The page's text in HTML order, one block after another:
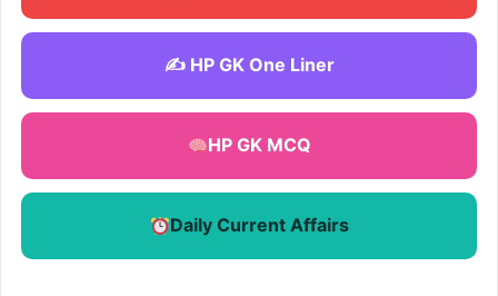
✍️ HP GK One Liner
HP GK MCQ
Daily Current Affairs